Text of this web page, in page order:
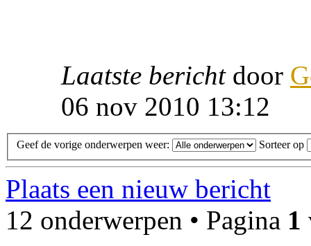
Laatste bericht door
06 nov 2010 13:12
Geef de vorige onderwerpen weer: Sorteer op
Plaats een nieuw bericht
12 onderwerpen • Pagina 1